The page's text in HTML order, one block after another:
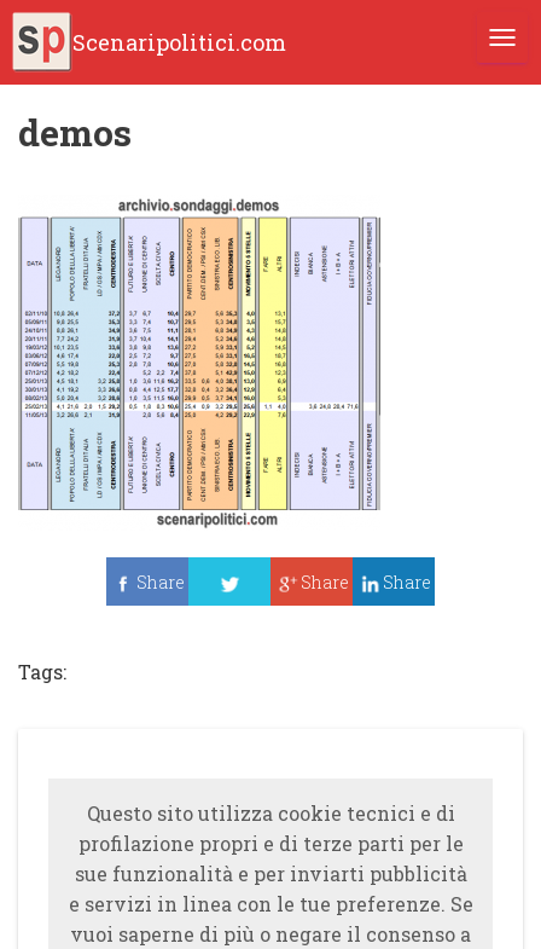
Scenaripolitici.com
demos
Share
Share Share
Tags:
Questo sito utilizza cookie tecnici e di
profilazione propri e di terze parti per le
sue funzionalità e per inviarti pubblicità
e servizi in linea con le tue preferenze. Se
vuoi saperne di più o negare il consenso a